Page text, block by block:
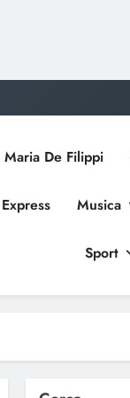
De Filippi
Musica
Sport